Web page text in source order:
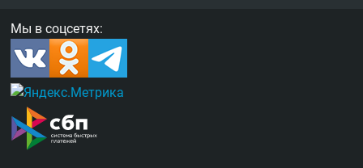
Мы в соцсетях: